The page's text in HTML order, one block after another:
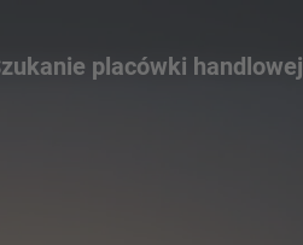
placówki handlowej